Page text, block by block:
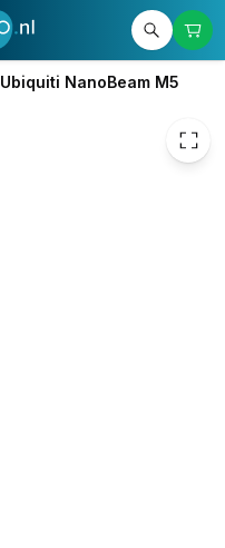
Ubiquiti NanoBeam M5